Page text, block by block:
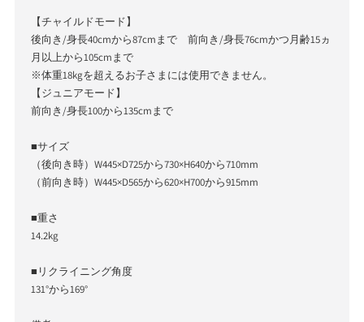
【チャイルドモード】
後向き/身長40cmから87cmまで 前向き/身長76cmかつ月齢15ヵ
月以上から105cmまで
※体重18kgを超えるお子さまには使用できません。
【ジュニアモード】
前向き/身長100から135cmまで
■サイズ
（後向き時）W445×D725から730×H640から710mm
（前向き時）W445×D565から620×H700から915mm
■重さ
14.2kg
■リクライニング角度
131°から169°